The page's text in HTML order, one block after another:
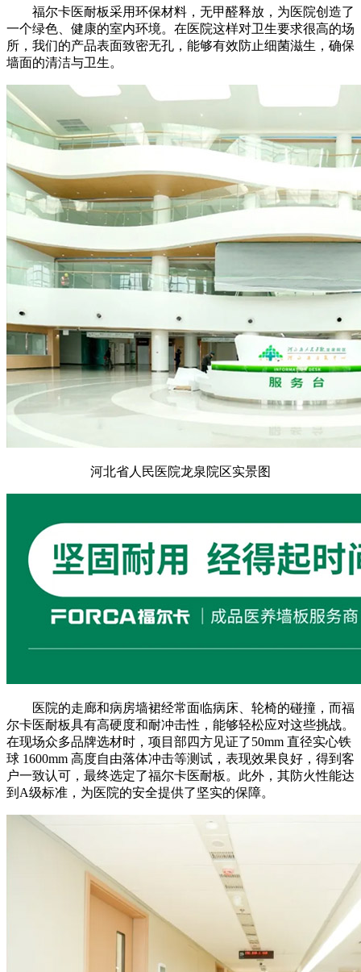
福尔卡医耐板采用环保材料，无甲醛释放，为医院创造了
一个绿色、健康的室内环境。在医院这样对卫生要求很高的场
所，我们的产品表面致密无孔，能够有效防止细菌滋生，确保
墙面的清洁与卫生。
河北省人民医院龙泉院区实景图
医院的走廊和病房墙裙经常面临病床、轮椅的碰撞，而福
尔卡医耐板具有高硬度和耐冲击性，能够轻松应对这些挑战。
在现场众多品牌选材时，项目部四方见证了50mm 直径实心铁
球 1600mm 高度自由落体冲击等测试，表现效果良好，得到客
户一致认可，最终选定了福尔卡医耐板。此外，其防火性能达
到A级标准，为医院的安全提供了坚实的保障。